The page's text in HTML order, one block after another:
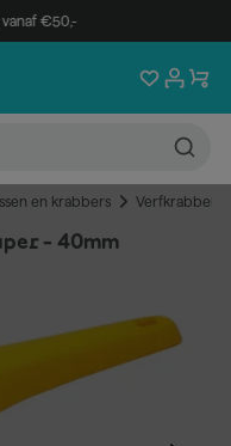
€50,-
en krabbers Verfkrabbers
- 40mm